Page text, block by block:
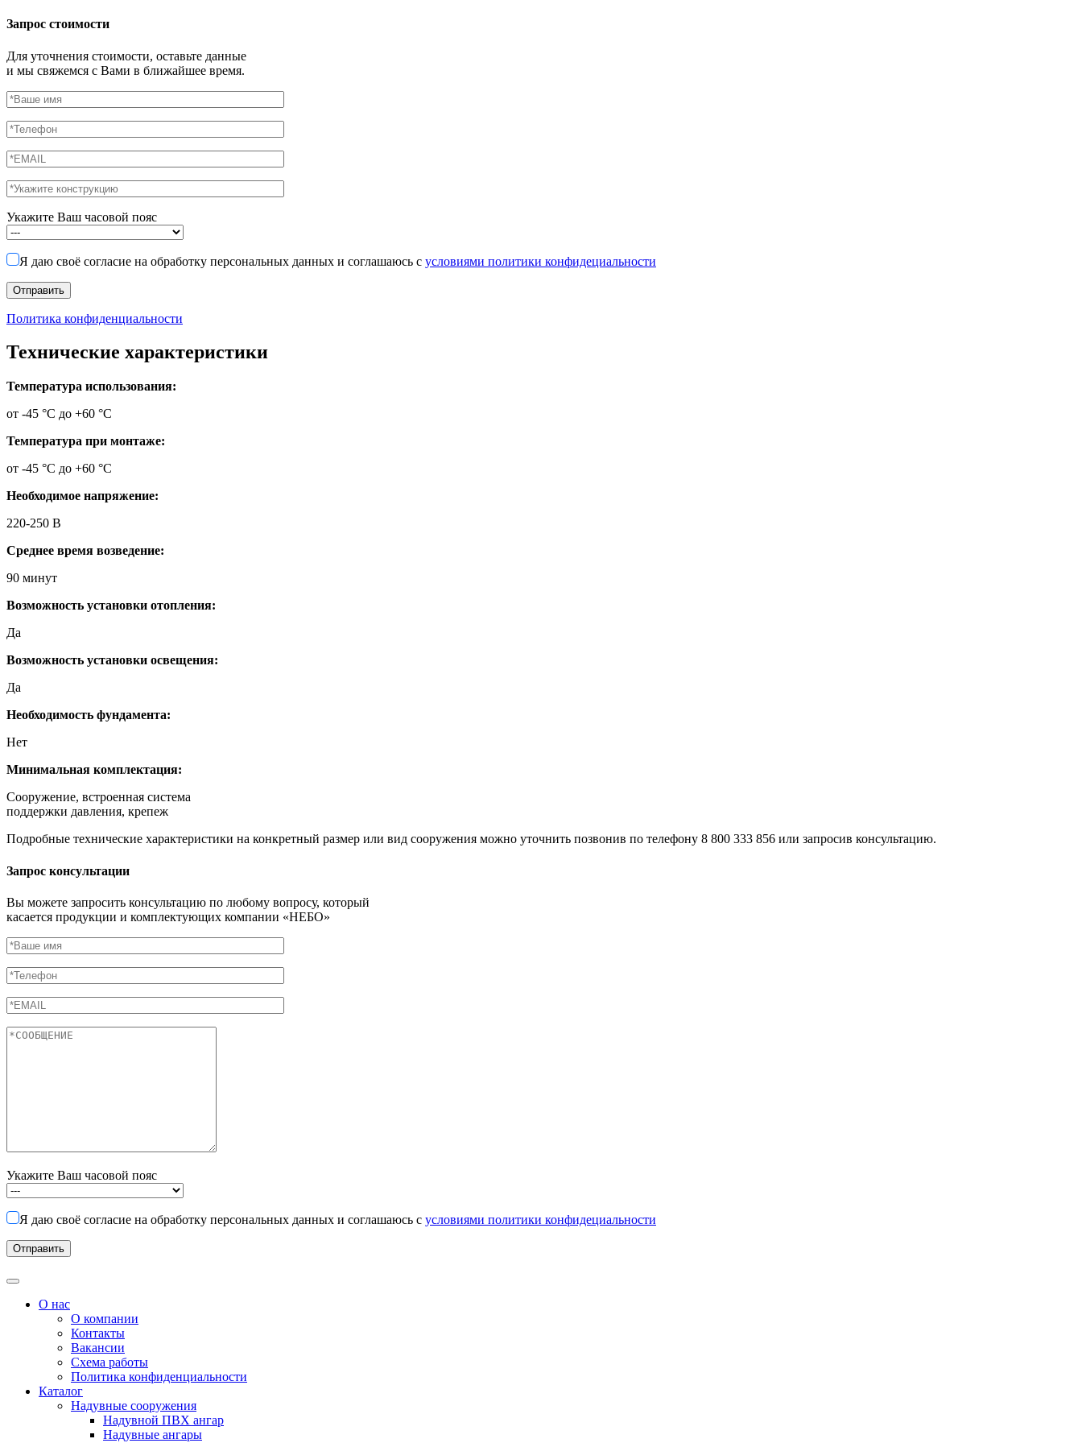
Запрос стоимости
Для уточнения стоимости, оставьте данные
и мы свяжемся с Вами в ближайшее время.
Укажите Ваш часовой пояс
Я даю своё согласие на обработку персональных данных и соглашаюсь с условиями политики конфидециальности
Политика конфиденциальности
Технические характеристики
Температура использования:
от -45 °C до +60 °C
Температура при монтаже:
от -45 °C до +60 °C
Необходимое напряжение:
220-250 В
Среднее время возведение:
90 минут
Возможность установки отопления:
Да
Возможность установки освещения:
Да
Необходимость фундамента:
Нет
Минимальная комплектация:
Сооружение, встроенная система
поддержки давления, крепеж
Подробные технические характеристики на конкретный размер или вид сооружения можно уточнить позвонив по телефону 8 800 333 856 или запросив консультацию.
Запрос консультации
Вы можете запросить консультацию по любому вопросу, который
касается продукции и комплектующих компании «НЕБО»
Укажите Ваш часовой пояс
Я даю своё согласие на обработку персональных данных и соглашаюсь с условиями политики конфидециальности
О нас
О компании
Контакты
Вакансии
Схема работы
Политика конфиденциальности
Каталог
Надувные сооружения
Надувной ПВХ ангар
Надувные ангары